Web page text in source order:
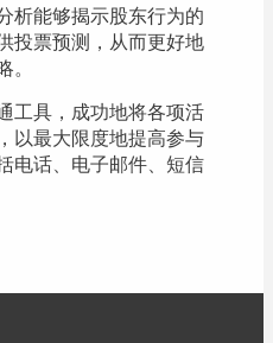
析能够揭示股东行为的
投票预测，从而更好地
工具，成功地将各项活
以最大限度地提高参与
电话、电子邮件、短信